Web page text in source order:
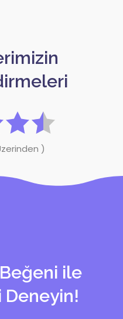
)
ile